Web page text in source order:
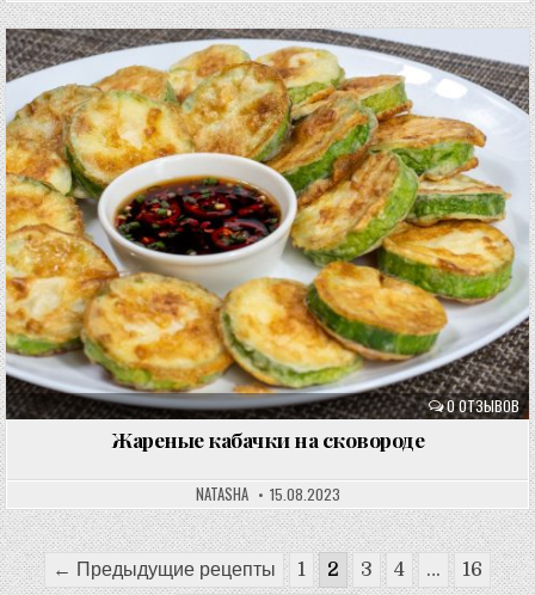
0 ОТЗЫВОВ
Жареные кабачки на сковороде
NATASHA 15.08.2023
Пагинация
← Предыдущие рецепты 1 2 3 4 … 16